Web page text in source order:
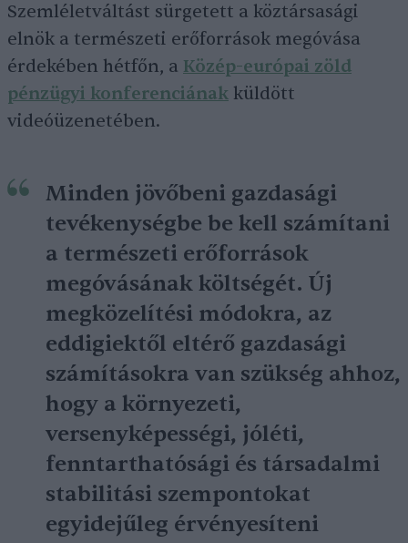
Szemléletváltást sürgetett a köztársasági
elnök a természeti erőforrások megóvása
érdekében hétfőn, a Közép-európai zöld
pénzügyi konferenciának küldött
videóüzenetében.
Minden jövőbeni gazdasági
tevékenységbe be kell számítani
a természeti erőforrások
megóvásának költségét. Új
megközelítési módokra, az
eddigiektől eltérő gazdasági
számításokra van szükség ahhoz,
hogy a környezeti,
versenyképességi, jóléti,
fenntarthatósági és társadalmi
stabilitási szempontokat
egyidejűleg érvényesíteni